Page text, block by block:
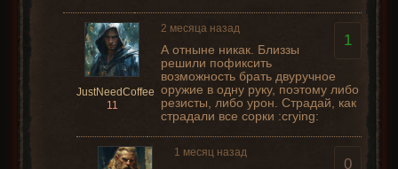
JustNeedCoffee
11
1
2 месяца назад
А отныне никак. Близзы
решили пофиксить
возможность брать двуручное
оружие в одну руку, поэтому либо
резисты, либо урон. Страдай, как
страдали все сорки :crying:
0
1 месяц назад